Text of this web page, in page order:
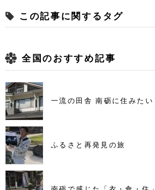
この記事に関するタグ
全国のおすすめ記事
一流の田舎 南砺に住みたい
ふるさと再発見の旅